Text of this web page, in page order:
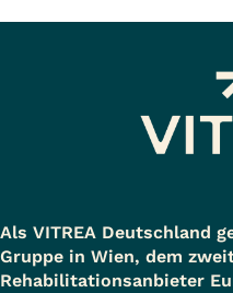
Als VITREA Deutschland
Gruppe in Wien, dem
Rehabilitationsanbieter